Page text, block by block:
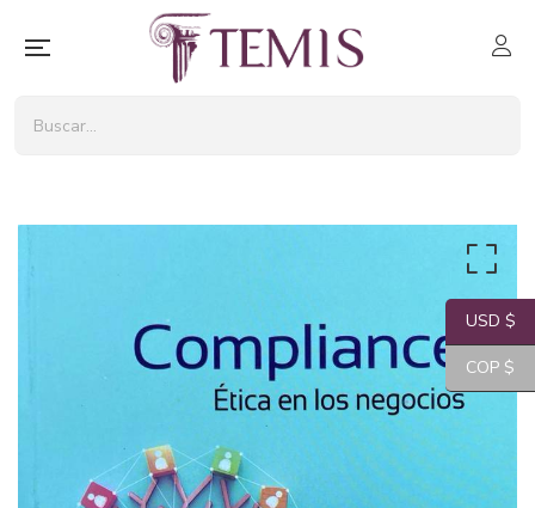
USD $
COP $